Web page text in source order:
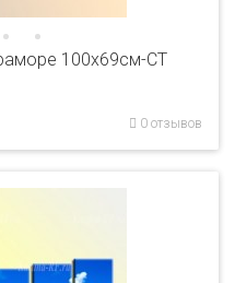
100х69см-CT
0 отзывов